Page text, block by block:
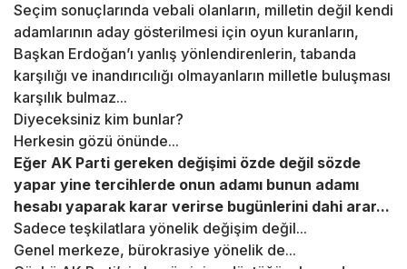
Seçim sonuçlarında vebali olanların, milletin değil kendi
adamlarının aday gösterilmesi için oyun kuranların,
Başkan Erdoğan’ı yanlış yönlendirenlerin, tabanda
karşılığı ve inandırıcılığı olmayanların milletle buluşması
karşılık bulmaz...
Diyeceksiniz kim bunlar?
Herkesin gözü önünde...
Eğer AK Parti gereken değişimi özde değil sözde
yapar yine tercihlerde onun adamı bunun adamı
hesabı yaparak karar verirse bugünlerini dahi arar...
Sadece teşkilatlara yönelik değişim değil...
Genel merkeze, bürokrasiye yönelik de...